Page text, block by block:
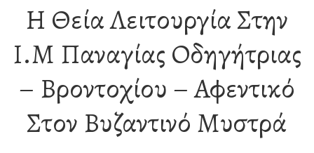
Η Θεία Λειτουργία Στην
Ι.Μ Παναγίας Οδηγήτριας
– Βροντοχίου – Αφεντικό
Στον Βυζαντινό Μυστρά